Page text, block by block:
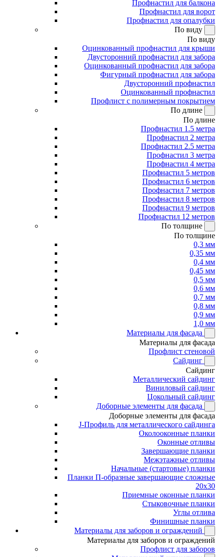
Профнастил для балкона
Профнастил для ворот
Профнастил для опалубки
По виду
По виду
Оцинкованный профнастил для крыши
Двусторонний профнастил для забора
Оцинкованный профнастил для забора
Фигурный профнастил для забора
Двусторонний профнастил
Оцинкованный профнастил
Профлист с полимерным покрытием
По длине
По длине
Профнастил 1.5 метра
Профнастил 2 метра
Профнастил 2.5 метра
Профнастил 3 метра
Профнастил 4 метра
Профнастил 5 метров
Профнастил 6 метров
Профнастил 7 метров
Профнастил 8 метров
Профнастил 9 метров
Профнастил 12 метров
По толщине
По толщине
0,3 мм
0,35 мм
0,4 мм
0,45 мм
0,5 мм
0,6 мм
0,7 мм
0,8 мм
0,9 мм
1,0 мм
Материалы для фасада
Материалы для фасада
Профлист стеновой
Сайдинг
Сайдинг
Металлический сайдинг
Виниловый сайдинг
Цокольный сайдинг
Доборные элементы для фасада
Доборные элементы для фасада
J-Профиль для металлического сайдинга
Околооконные планки
Оконные отливы
Завершающие планки
Межэтажные отливы
Начальные (стартовые) планки
Планки П-образные завершающие сложные
20x30
Приемные оконные планки
Стыковочные планки
Углы отлива
Финишные планки
Материалы для заборов и ограждений
Материалы для заборов и ограждений
Профлист для заборов